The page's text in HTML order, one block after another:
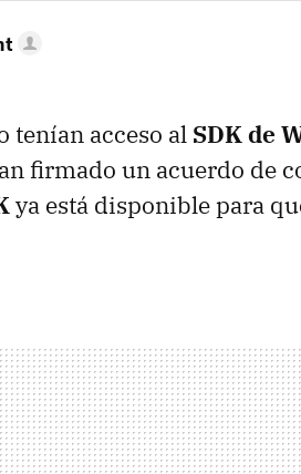
tenían acceso al SDKde
firmado un acuerdo de
ya está disponible para